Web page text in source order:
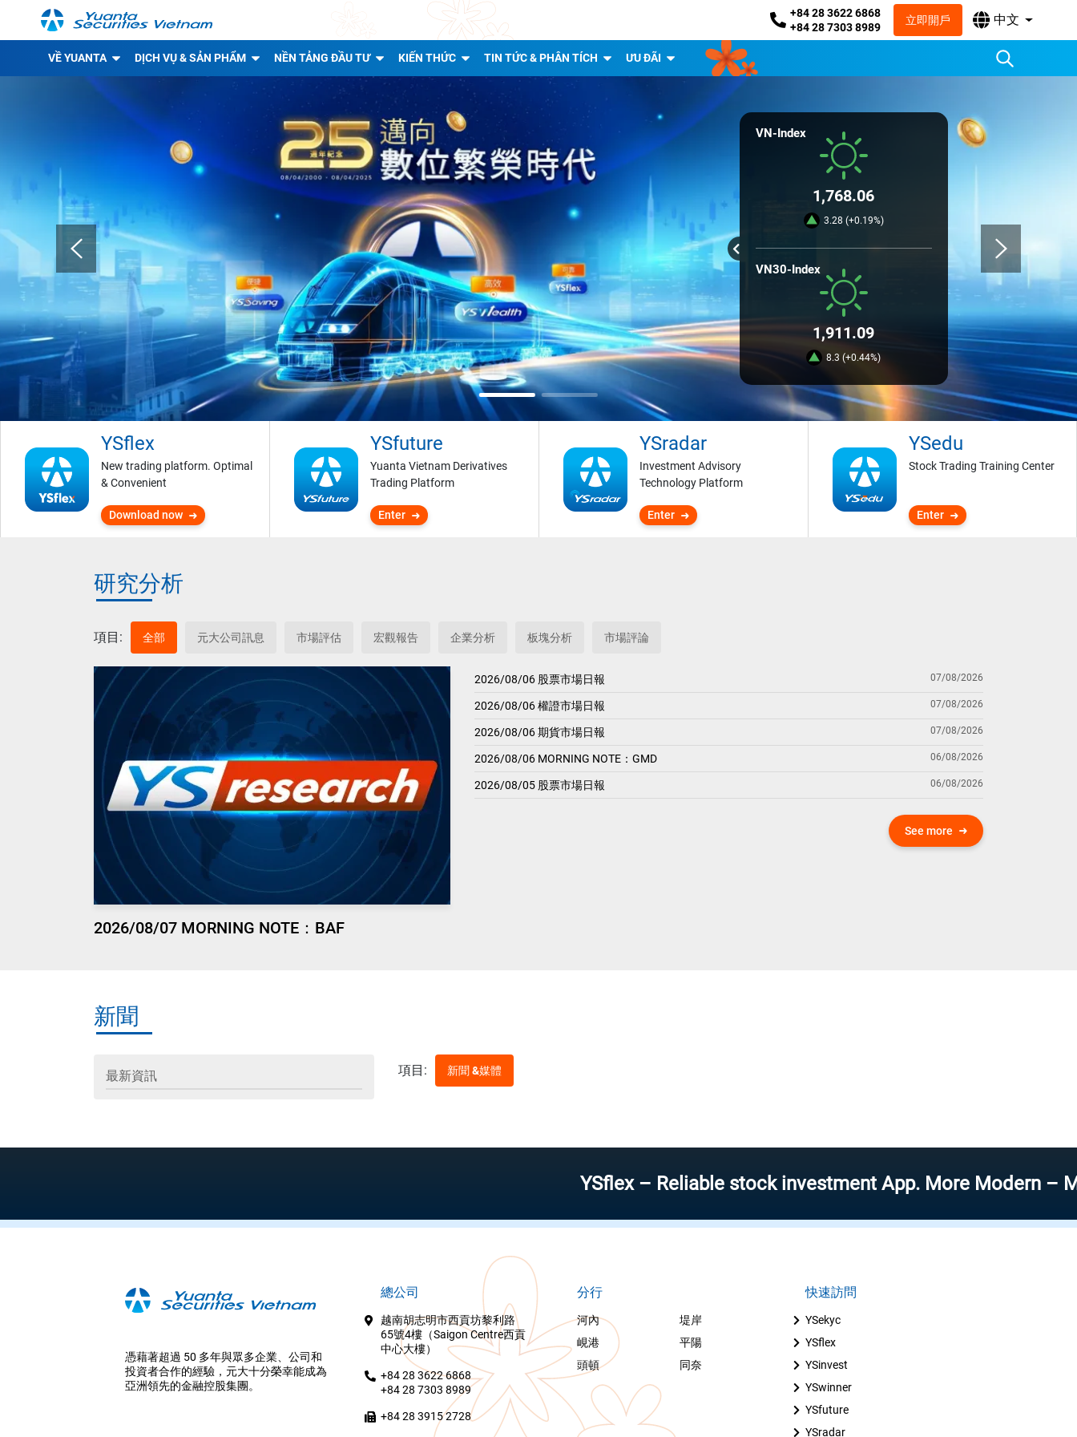
+84 28 3622 6868
+84 28 7303 8989
立即開戶 中文
VỀ YUANTA DỊCH VỤ & SẢN PHẨM NỀN TẢNG ĐẦU TƯ KIẾN THỨC TIN TỨC & PHÂN TÍCH ƯU ĐÃI
VN-Index
1,768.06
3.28 (+0.19%)
VN30-Index
1,911.09
8.3 (+0.44%)
YSflex
New trading platform. Optimal
& Convenient
Download now
YSfuture
Yuanta Vietnam Derivatives
Trading Platform
Enter
YSradar
Investment Advisory
Technology Platform
Enter
YSedu
Stock Trading Training Center
Enter
研究分析
項目: 全部 元大公司訊息 市場評估 宏觀報告 企業分析 板塊分析 市場評論
2026/08/07 MORNING NOTE：BAF
2026/08/06 股票市場日報 07/08/2026
2026/08/06 權證市場日報 07/08/2026
2026/08/06 期貨市場日報 07/08/2026
2026/08/06 MORNING NOTE：GMD 06/08/2026
2026/08/05 股票市場日報 06/08/2026
See more
新聞
最新資訊 項目: 新聞 &媒體
YSflex – Reliable stock investment App. More Modern – More
憑藉著超過 50 多年與眾多企業、公司和
投資者合作的經驗，元大十分榮幸能成為
亞洲領先的金融控股集團。
總公司
越南胡志明市西貢坊黎利路
65號4樓（Saigon Centre西貢
中心大樓）
+84 28 3622 6868
+84 28 7303 8989
+84 28 3915 2728
分行
河內
堤岸
峴港
平陽
頭頓
同奈
快速訪問
YSekyc
YSflex
YSinvest
YSwinner
YSfuture
YSradar